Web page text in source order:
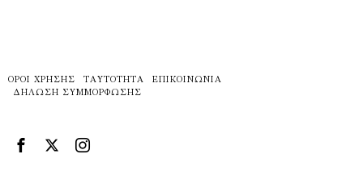
ΌΡΟΙ ΧΡΉΣΗΣ ΤΑΥΤΌΤΗΤΑ
ΕΠΙΚΟΙΝΩΝΊΑ
ΔΉΛΩΣΗ ΣΥΜΜΌΡΦΩΣΗΣ